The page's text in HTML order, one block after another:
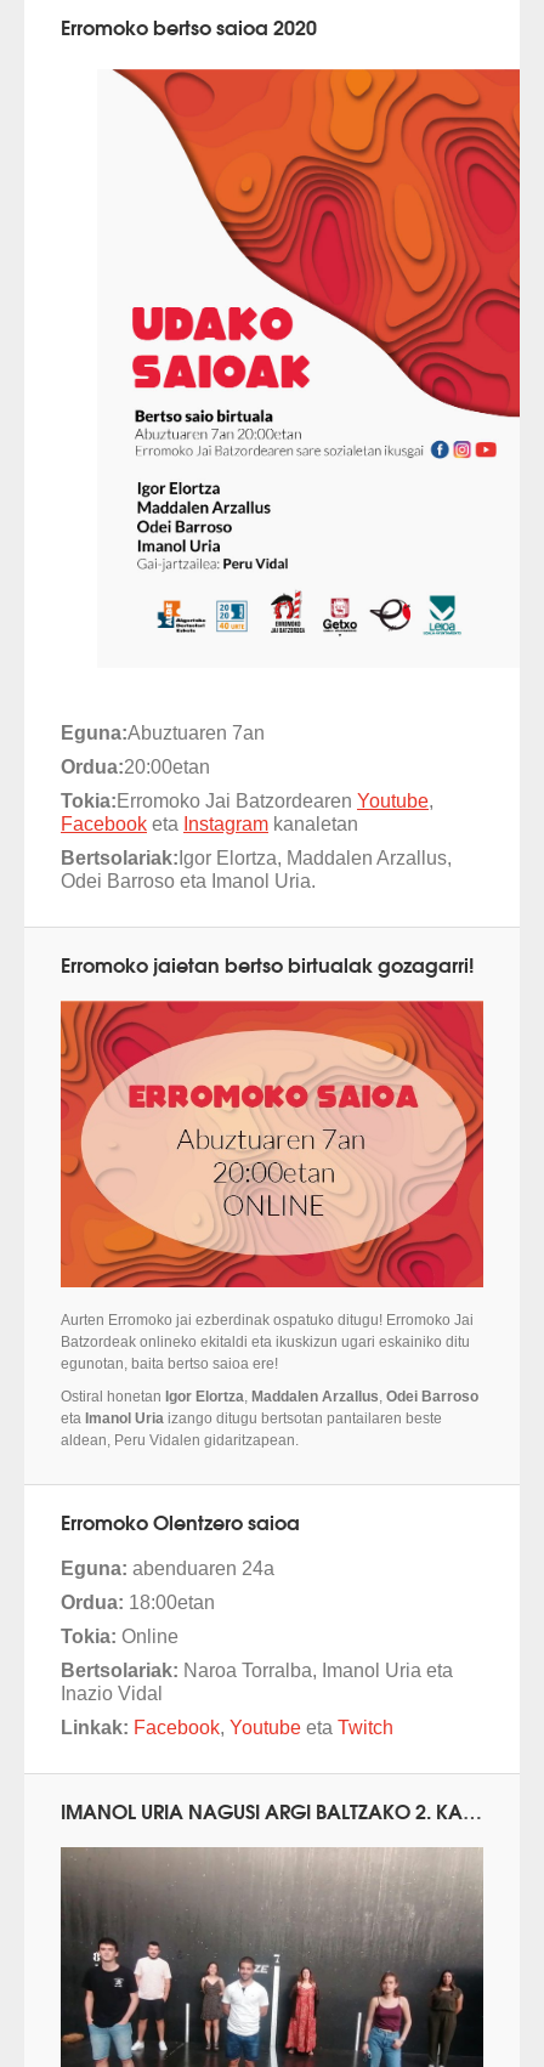
Erromoko bertso saioa 2020
Eguna:Abuztuaren 7an
Ordua:20:00etan
Tokia:Erromoko Jai Batzordearen Youtube,
Facebook eta Instagram kanaletan
Bertsolariak: Igor Elortza, Maddalen Arzallus,
Odei Barroso eta Imanol Uria.
Erromoko jaietan bertso birtualak gozagarri!
Aurten Erromoko jai ezberdinak ospatuko ditugu! Erromoko Jai
Batzordeak onlineko ekitaldi eta ikuskizun ugari eskainiko ditu
egunotan, baita bertso saioa ere!
Ostiral honetan Igor Elortza, Maddalen Arzallus, Odei Barroso
eta Imanol Uria izango ditugu bertsotan pantailaren beste
aldean, Peru Vidalen gidaritzapean.
Erromoko Olentzero saioa
Eguna: abenduaren 24a
Ordua: 18:00etan
Tokia: Online
Bertsolariak: Naroa Torralba, Imanol Uria eta
Inazio Vidal
Linkak: Facebook, Youtube eta Twitch
IMANOL URIA NAGUSI ARGI BALTZAKO 2. KANPORAKETAN